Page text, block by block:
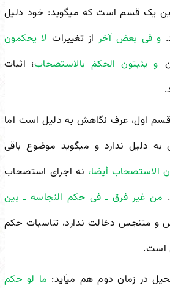
یک قسم است که میگوید: خود دلیل
و فی بعض آخر از تغییرات لا یحکمون
و یثبتون الحکمَ بالاستصحاب؛ اثبات
اول، عرف نگاهش به دلیل است اما
دلیل ندارد و میگوید موضوع باقی
الاستصحاب أیضا، نه اجرای استصحاب
من غیر فرق ـ فی حکم النجاسه ـ بین
و متنجس دخالت ندارد، تناسبات حکم
است.
در زمان دوم هم میآید: ما لو حکم